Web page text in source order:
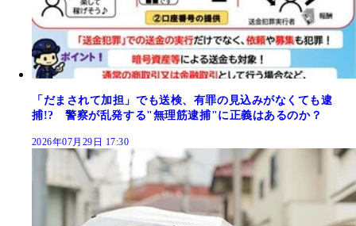
「だまされて加担」でも送検、有罪の見込みがなくても逮
捕!? 警察が乱発する"無理筋逮捕"に正義はあるのか？
2026年07月29日 17:30